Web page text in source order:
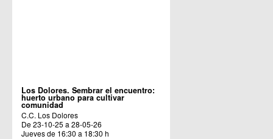
Los Dolores. Sembrar el encuentro:
huerto urbano para cultivar
comunidad
C.C. Los Dolores
De 23-10-25 a 28-05-26
Jueves de 16:30 a 18:30 h